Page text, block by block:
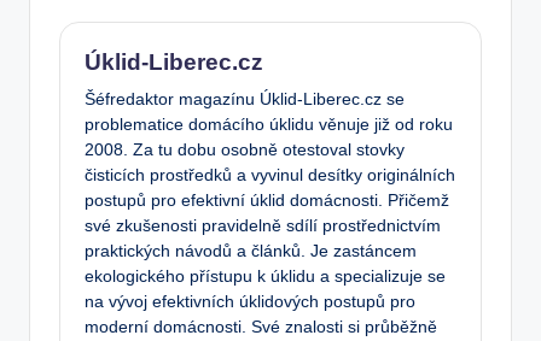
Úklid-Liberec.cz
Šéfredaktor magazínu Úklid-Liberec.cz se
problematice domácího úklidu věnuje již od roku
2008. Za tu dobu osobně otestoval stovky
čisticích prostředků a vyvinul desítky originálních
postupů pro efektivní úklid domácnosti. Přičemž
své zkušenosti pravidelně sdílí prostřednictvím
praktických návodů a článků. Je zastáncem
ekologického přístupu k úklidu a specializuje se
na vývoj efektivních úklidových postupů pro
moderní domácnosti. Své znalosti si průběžně